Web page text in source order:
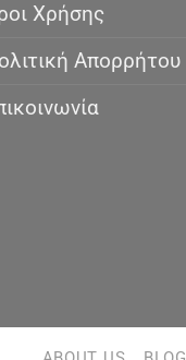
Χρήσης
Απορρήτου